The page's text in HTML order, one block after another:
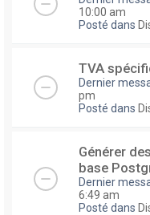
10:00 am
Posté dans
TVA
Dernier
pm
Posté dans
Générer
base
Dernier
6:49 am
Posté dans